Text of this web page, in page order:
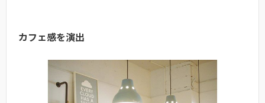
カフェ感を演出